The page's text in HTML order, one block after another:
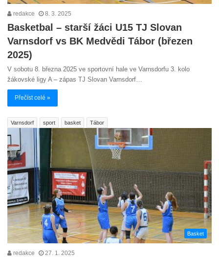
redakce 8. 3. 2025
Basketbal – starší žáci U15 TJ Slovan
Varnsdorf vs BK Medvědi Tábor (březen
2025)
V sobotu 8. března 2025 ve sportovní hale ve Varnsdorfu 3. kolo
žákovské ligy A – zápas TJ Slovan Varnsdorf…
Přečíst celé »
Varnsdorf sport basket Tábor
Basket
redakce 27. 1. 2025